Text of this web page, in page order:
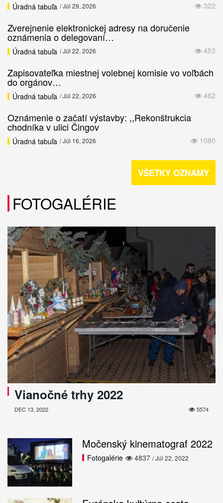
322
Úradná tabuľa / Júl 29, 2026
Zverejnenie elektronickej adresy na doručenie
oznámenia o delegovaní…
453
Úradná tabuľa / Júl 22, 2026
Zapisovateľka miestnej volebnej komisie vo voľbách
do orgánov…
462
Úradná tabuľa / Júl 22, 2026
Oznámenie o začatí výstavby: ,,Rekonštrukcia
chodníka v ulici Čingov
1080
Úradná tabuľa / Júl 16, 2026
VŠETKY OZNAMY
FOTOGALÉRIE
Vianočné trhy 2022
5574
DEC 13, 2022
Močenský kinematograf 2022
4837
Fotogalérie / Júl 22, 2022